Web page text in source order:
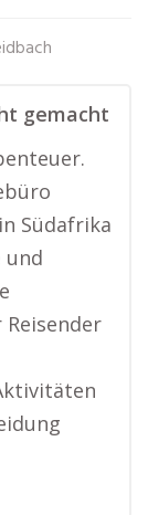
gemacht
Südafrika
und